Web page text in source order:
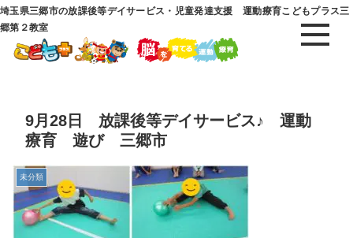
埼玉県三郷市の放課後等デイサービス・児童発達支援 運動療育こどもプラス三
郷第２教室
9月28日 放課後等デイサービス♪ 運動
療育 遊び 三郷市
未分類